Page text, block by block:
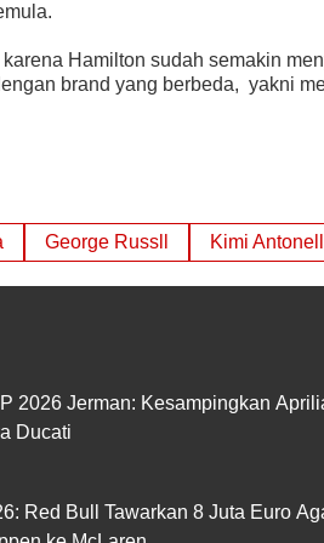
Hamilton sudah semakin
brand yang berbeda, yakni
George Russll Kimi
2026 Jerman: Kesampingkan
Ducati
Red Bull Tawarkan 8 Juta Euro